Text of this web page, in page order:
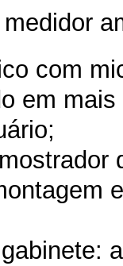
com
em